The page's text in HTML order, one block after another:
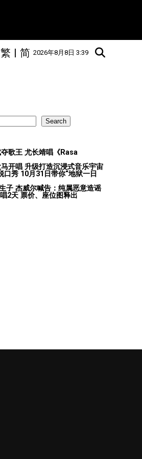
2026年8月8日 3:39
简
|
繁
Search
歌王 尤长靖唱《Rasa
开唱 升级打造沉浸式音乐宇宙
秀 10月31日带你“地狱一日
子 杰威尔喊告：纯属恶意造谣
2天 票价、座位图释出